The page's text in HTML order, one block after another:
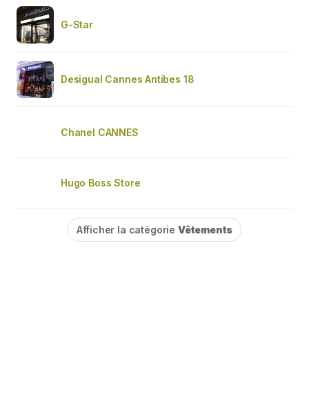
G-Star
Desigual Cannes Antibes 18
Chanel CANNES
Hugo Boss Store
Afficher la catégorie Vêtements